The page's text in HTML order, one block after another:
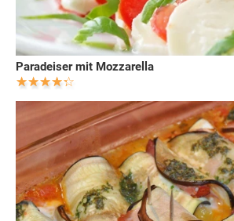
Paradeiser mit Mozzarella